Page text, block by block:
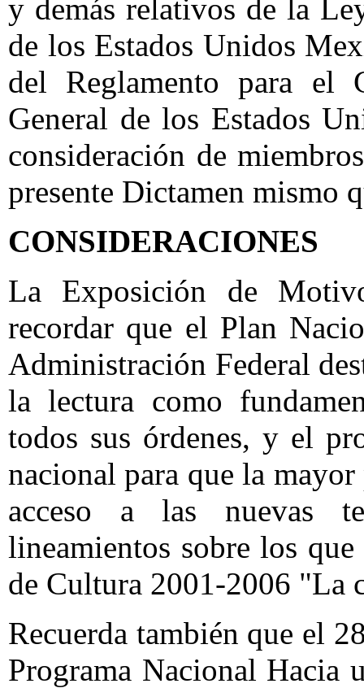
y demás relativos de la
de los Estados Unidos
del Reglamento para el
General de los Estados
consideración de
presente Dictamen mismo
CONSIDERACIONES
La Exposición de
recordar que el Plan
Administración Federal
la lectura como
todos sus órdenes, y el
nacional para que la
acceso a las nuevas
lineamientos sobre los
de Cultura 2001-2006 "La
Recuerda también que el
Programa Nacional Hacia